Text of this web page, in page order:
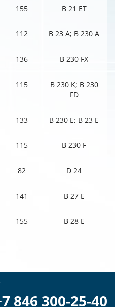
155 B 21 ET
112 B 23 A; B 230 A
136 B 230 FX
115
B 230 K; B 230
FD
133 B 230 E; B 23 E
115 B 230 F
82 D 24
141 B 27 E
155 B 28 E
846 300-25-40